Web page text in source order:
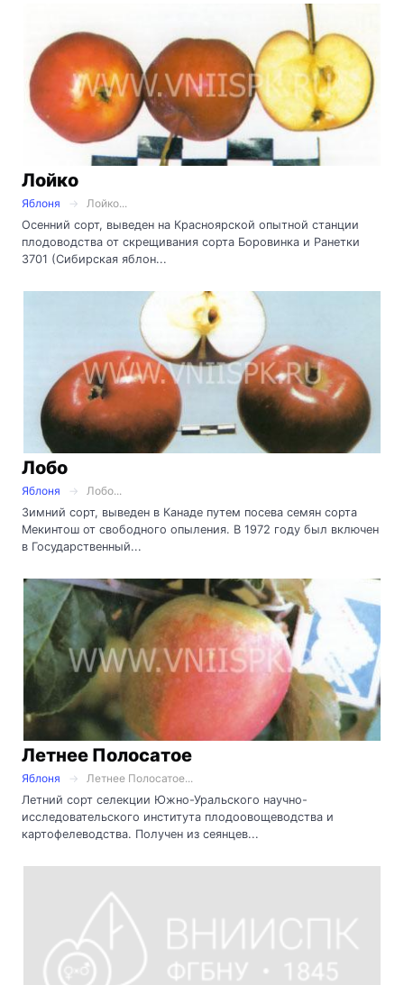
Лойко
Яблоня
Лойко...
Осенний сорт, выведен на Красноярской опытной станции
плодоводства от скрещивания сорта Боровинка и Ранетки
3701 (Сибирская яблон...
Лобо
Яблоня
Лобо...
Зимний сорт, выведен в Канаде путем посева семян сорта
Мекинтош от свободного опыления. В 1972 году был включен
в Государственный...
Летнее Полосатое
Яблоня
Летнее Полосатое...
Летний сорт селекции Южно-Уральского научно-
исследовательского института плодоовощеводства и
картофелеводства. Получен из сеянцев...